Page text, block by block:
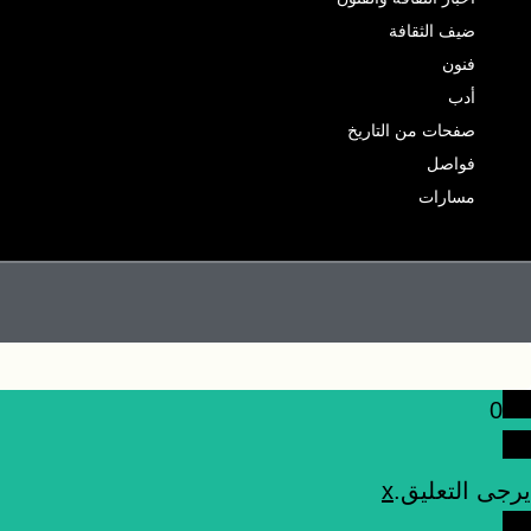
ضيف الثقافة
فنون
أدب
صفحات من التاريخ
فواصل
مسارات
0
يرجى التعليق.x